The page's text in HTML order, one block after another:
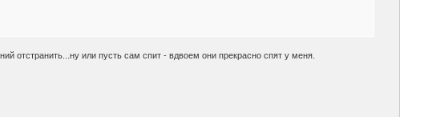
отстранить...ну или пусть сам спит - вдвоем они прекрасно спят у меня.